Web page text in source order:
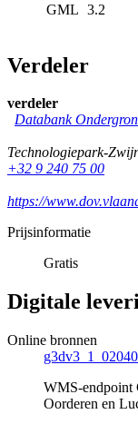
GML 3.2
Verdeler
verdeler
Databank
Technologiepark-
+32 9 240 75 00
https://
Prijsinformatie
Gratis
Digitale
Online bronnen
WMS-endpoint
Oorderen en